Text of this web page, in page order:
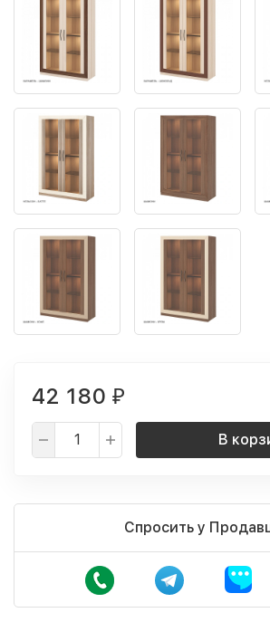
42 180 ₽
В
Спросить у